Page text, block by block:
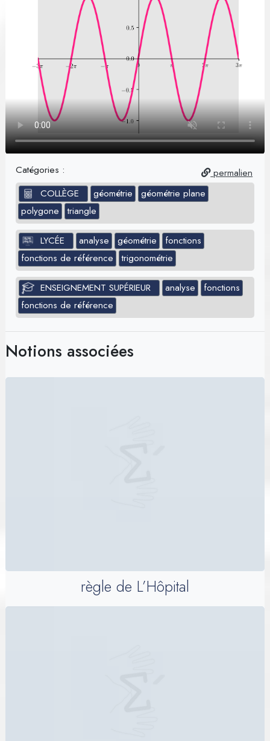
permalien
Catégories :
COLLÈGE géométrie
géométrie plane
polygone
triangle
LYCÉE analyse géométrie
fonctions
fonctions de référence
trigonométrie
ENSEIGNEMENT SUPÉRIEUR analyse
fonctions
fonctions de référence
Notions associées
règle de L’Hôpital